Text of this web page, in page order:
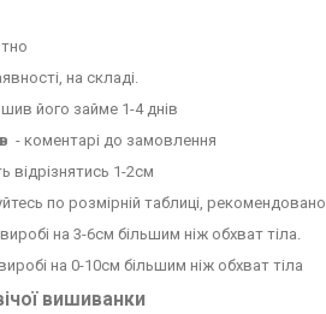
на складі.
його займе 1-4 днів
- коментарі до замовлення
відрізнятись 1-2см
по розмірній таблиці, рекомендовано
на 3-6см більшим ніж обхват тіла.
на 0-10см більшим ніж обхват тіла
вишиванки